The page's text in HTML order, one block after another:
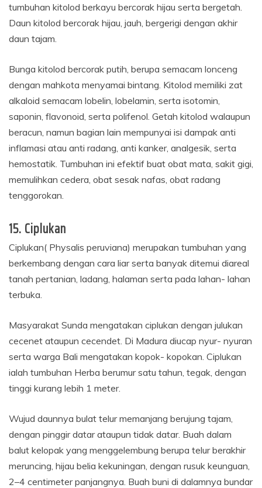
tumbuhan kitolod berkayu bercorak hijau serta bergetah.
Daun kitolod bercorak hijau, jauh, bergerigi dengan akhir
daun tajam.
Bunga kitolod bercorak putih, berupa semacam lonceng
dengan mahkota menyamai bintang. Kitolod memiliki zat
alkaloid semacam lobelin, lobelamin, serta isotomin,
saponin, flavonoid, serta polifenol. Getah kitolod walaupun
beracun, namun bagian lain mempunyai isi dampak anti
inflamasi atau anti radang, anti kanker, analgesik, serta
hemostatik. Tumbuhan ini efektif buat obat mata, sakit gigi,
memulihkan cedera, obat sesak nafas, obat radang
tenggorokan.
15. Ciplukan
Ciplukan( Physalis peruviana) merupakan tumbuhan yang
berkembang dengan cara liar serta banyak ditemui diareal
tanah pertanian, ladang, halaman serta pada lahan- lahan
terbuka.
Masyarakat Sunda mengatakan ciplukan dengan julukan
cecenet ataupun cecendet. Di Madura diucap nyur- nyuran
serta warga Bali mengatakan kopok- kopokan. Ciplukan
ialah tumbuhan Herba berumur satu tahun, tegak, dengan
tinggi kurang lebih 1 meter.
Wujud daunnya bulat telur memanjang berujung tajam,
dengan pinggir datar ataupun tidak datar. Buah dalam
balut kelopak yang menggelembung berupa telur berakhir
meruncing, hijau belia kekuningan, dengan rusuk keunguan,
2–4 centimeter panjangnya. Buah buni di dalamnya bundar